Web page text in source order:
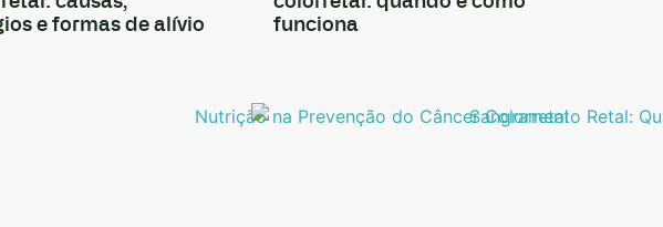
e formas de alívio
funciona